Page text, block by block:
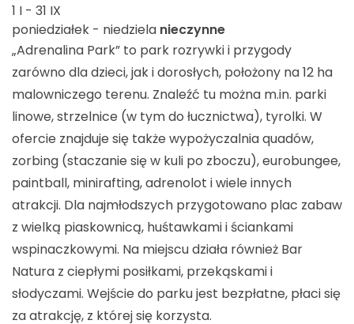
1 I - 31 IX
poniedziałek - niedziela nieczynne
„Adrenalina Park” to park rozrywki i przygody
zarówno dla dzieci, jak i dorosłych, położony na 12 ha
malowniczego terenu. Znaleźć tu można m.in. parki
linowe, strzelnice (w tym do łucznictwa), tyrolki. W
ofercie znajduje się także wypożyczalnia quadów,
zorbing (staczanie się w kuli po zboczu), eurobungee,
paintball, minirafting, adrenolot i wiele innych
atrakcji. Dla najmłodszych przygotowano plac zabaw
z wielką piaskownicą, huśtawkami i ściankami
wspinaczkowymi. Na miejscu działa również Bar
Natura z ciepłymi posiłkami, przekąskami i
słodyczami. Wejście do parku jest bezpłatne, płaci się
za atrakcję, z której się korzysta.